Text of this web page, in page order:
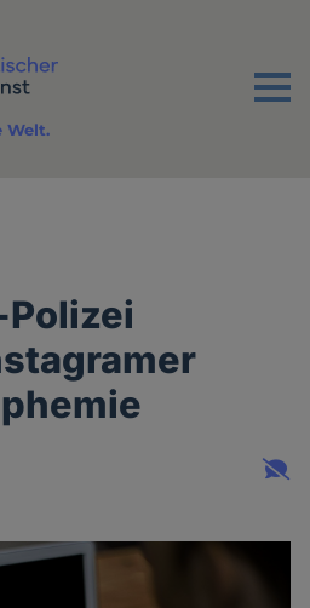
Menu
Welt.